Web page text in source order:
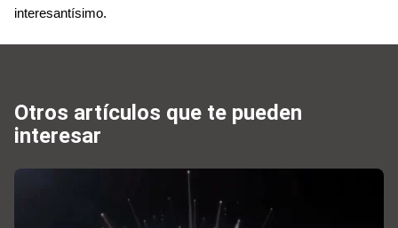
interesantísimo.
Otros artículos que te pueden
interesar